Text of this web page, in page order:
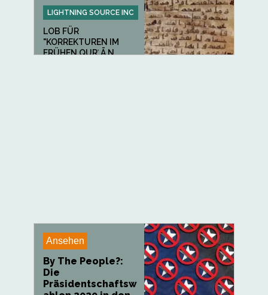
LIGHTNING SOURCE INC
LOB FÜR
"KORREKTUREN IM
FRÜHEN QURʾ.Ā.N...
Ansehen
By The People?:
Die
Präsidentschaftsw